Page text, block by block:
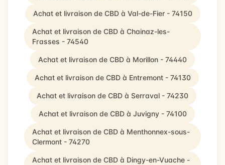
Achat et livraison de CBD à Val-de-Fier - 74150
Achat et livraison de CBD à Chainaz-les-
Frasses - 74540
Achat et livraison de CBD à Morillon - 74440
Achat et livraison de CBD à Entremont - 74130
Achat et livraison de CBD à Serraval - 74230
Achat et livraison de CBD à Juvigny - 74100
Achat et livraison de CBD à Menthonnex-sous-
Clermont - 74270
Achat et livraison de CBD à Dingy-en-Vuache -